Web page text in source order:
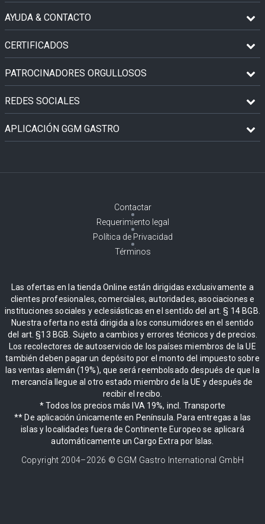
AYUDA & CONTACTO
CERTIFICADOS
PATROCINADORES ORGULLOSOS
REDES SOCIALES
APLICACIÓN GGM GASTRO
Contactar
Requerimiento legal
Política de Privacidad
Términos
Las ofertas en la tienda Online están dirigidas exclusivamente a
clientes profesionales, comerciales, autoridades, asociaciones e
instituciones sociales y eclesiásticas en el sentido del art. § 14 BGB.
Nuestra oferta no está dirigida a los consumidores en el sentido
del art. §13 BGB. Sujeto a cambios y errores técnicos y de precios.
Los recolectores de autoservicio de los países miembros de la UE
también deben pagar un depósito por el monto del impuesto sobre
las ventas alemán (19%), que será reembolsado después de que la
mercancía llegue al otro estado miembro de la UE y después de
recibir el recibo.
* Todos los precios más IVA 19%, incl. Transporte
** De aplicación únicamente en Península. Para entregas a las
islas y localidades fuera de Continente Europeo se aplicará
automáticamente un Cargo Extra por Islas.
Copyright 2004–2026 © GGM Gastro International GmbH